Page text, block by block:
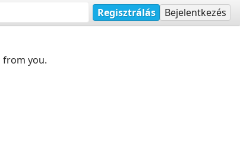
Regisztrálás Bejelentkezés
from you.